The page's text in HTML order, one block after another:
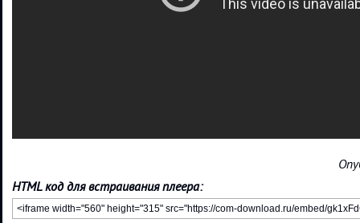
HTML код для встраивания плеера: